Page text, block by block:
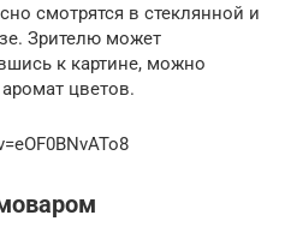
смотрятся в стеклянной и
Зрителю может
к картине, можно
цветов.